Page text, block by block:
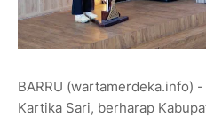
BARRU (wartamerdeka.info)
Kartika Sari, berharap